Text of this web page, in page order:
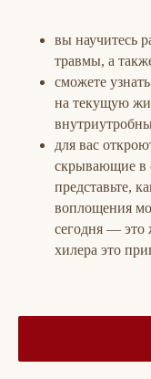
вы научитесь
травмы, а
сможете
на текущую
для вас
скрывающие в
представьте,
воплощения
сегодня — это
хилера это